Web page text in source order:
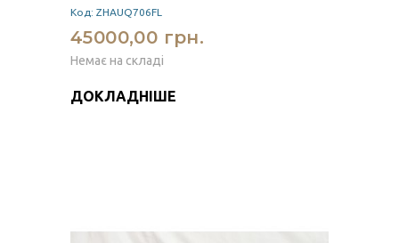
Код: ZHAUQ706FL
45000,00 грн.
Немає на складі
ДОКЛАДНІШЕ